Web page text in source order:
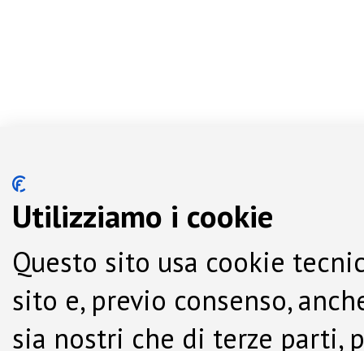
Utilizziamo i cookie
Questo sito usa cookie
sito e, previo consenso,
sia nostri che di terze parti,